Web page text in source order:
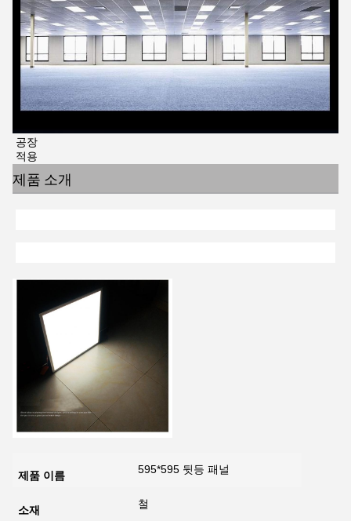
공장
적용
제품 소개
제품 이름 595*595 뒷등 패널
소재 철